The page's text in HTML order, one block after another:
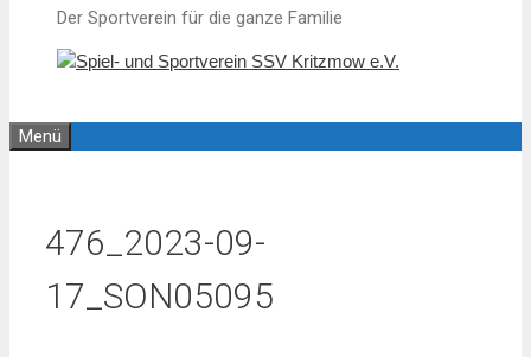
Der Sportverein für die ganze Familie
Menü
476_2023-09-
17_SON05095